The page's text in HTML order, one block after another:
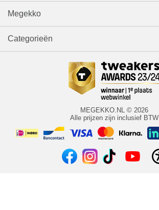
Megekko
Categorieën
MEGEKKO.NL © 2026
Alle prijzen zijn inclusief BTW